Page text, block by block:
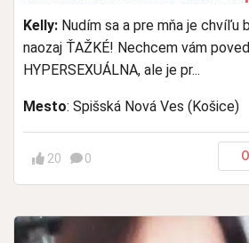
Kelly: Nudím sa a pre mňa je chvíľu
naozaj ŤAŽKÉ! Nechcem vám
HYPERSEXUÁLNA, ale je pr...
Mesto: Spišská Nová Ves (Košice)
20 0